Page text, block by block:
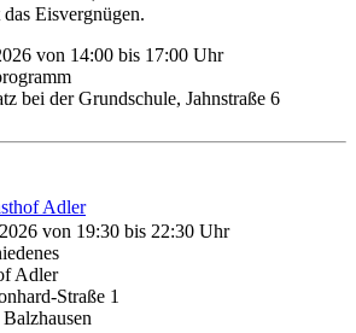
das Eisvergnügen.
von 14:00 bis 17:00 Uhr
bei der Grundschule, Jahnstraße 6
Adler
von 19:30 bis 22:30 Uhr
Adler
Straße 1